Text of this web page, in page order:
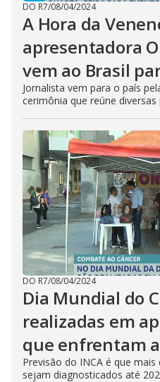
DO R7/08/04/2024
A Hora da
apresentadora
vem ao Brasil
Jornalista vem para o país
cerimônia que reúne diversas
DO R7/08/04/2024
Dia Mundial do
realizadas em
que enfrentam
Previsão do INCA é que
sejam diagnosticados até